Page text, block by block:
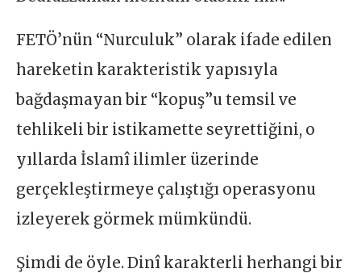
FETÖ’nün “Nurculuk” olarak ifade edilen
hareketin karakteristik yapısıyla
bağdaşmayan bir “kopuş”u temsil ve
tehlikeli bir istikamette seyrettiğini, o
yıllarda İslamî ilimler üzerinde
gerçekleştirmeye çalıştığı operasyonu
izleyerek görmek mümkündü.
Şimdi de öyle. Dinî karakterli herhangi bir